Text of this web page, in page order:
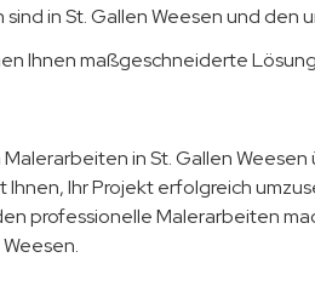
in St. Gallen Weesen und den
Ihnen maßgeschneiderte
in St. Gallen
Ihr Projekt erfolgreich
professionelle Malerarbeiten